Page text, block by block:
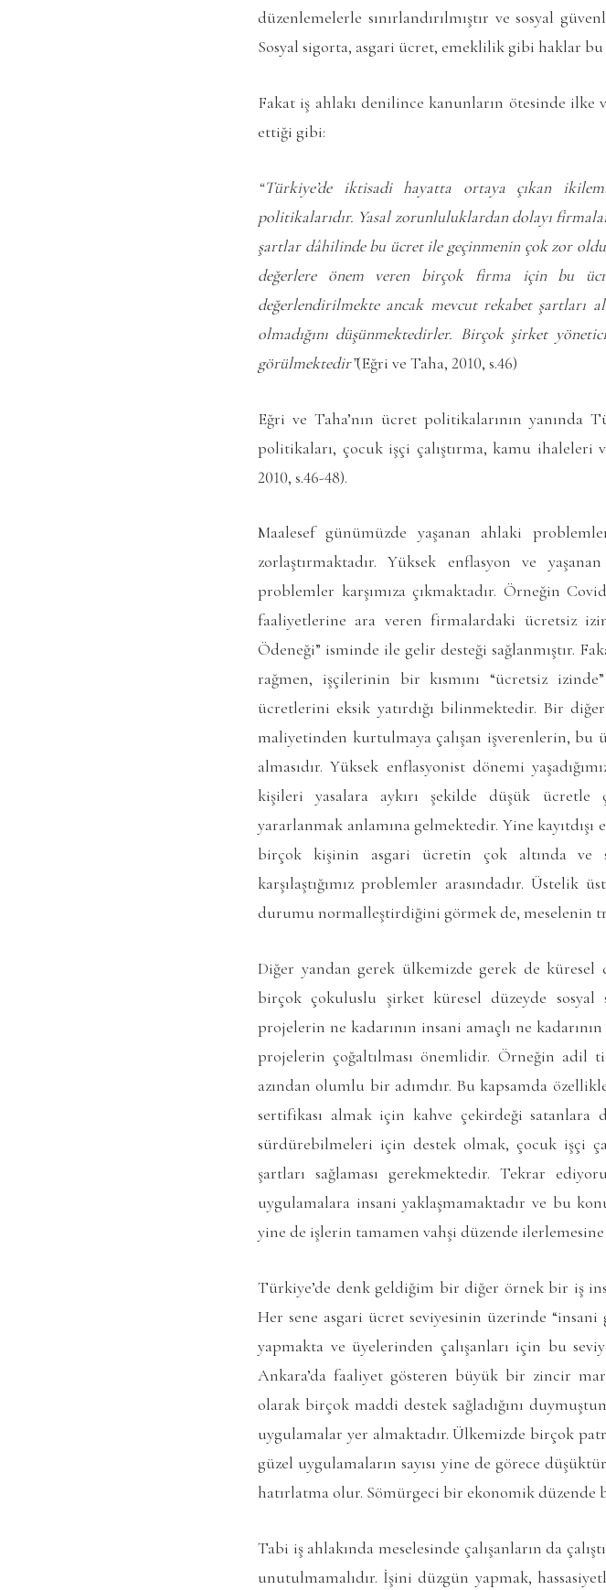
düzenlemelerle sınırlandırılmıştır ve sosyal
Sosyal sigorta, asgari ücret, emeklilik gibi haklar
Fakat iş ahlakı denilince kanunların ötesinde ilke
ettiği gibi:
“Türkiye’de iktisadi hayatta ortaya çıkan
politikalarıdır. Yasal zorunluluklardan dolayı
şartlar dâhilinde bu ücret ile geçinmenin çok zor
değerlere önem veren birçok firma için bu
değerlendirilmekte ancak mevcut rekabet şartları
olmadığını düşünmektedirler. Birçok şirket
görülmektedir”(Eğri ve Taha, 2010, s.46)
Eğri ve Taha’nın ücret politikalarının
politikaları, çocuk işçi çalıştırma, kamu
2010, s.46-48).
Maalesef günümüzde yaşanan ahlaki
zorlaştırmaktadır. Yüksek enflasyon ve
problemler karşımıza çıkmaktadır. Örneğin
faaliyetlerine ara veren firmalardaki ücretsiz
Ödeneği” isminde ile gelir desteği sağlanmıştır.
rağmen, işçilerinin bir kısmını “ücretsiz
ücretlerini eksik yatırdığı bilinmektedir. Bir
maliyetinden kurtulmaya çalışan işverenlerin, bu
almasıdır. Yüksek enflasyonist dönemi
kişileri yasalara aykırı şekilde düşük ücretle
yararlanmak anlamına gelmektedir. Yine
birçok kişinin asgari ücretin çok altında ve
karşılaştığımız problemler arasındadır.
durumu normalleştirdiğini görmek de, meselenin
Diğer yandan gerek ülkemizde gerek de
birçok çokuluslu şirket küresel düzeyde
projelerin ne kadarının insani amaçlı ne
projelerin çoğaltılması önemlidir. Örneğin adil
azından olumlu bir adımdır. Bu kapsamda
sertifikası almak için kahve çekirdeği
sürdürebilmeleri için destek olmak, çocuk işçi
şartları sağlaması gerekmektedir. Tekrar
uygulamalara insani yaklaşmamaktadır ve bu
yine de işlerin tamamen vahşi düzende
Türkiye’de denk geldiğim bir diğer örnek bir iş
Her sene asgari ücret seviyesinin üzerinde
yapmakta ve üyelerinden çalışanları için bu
Ankara’da faaliyet gösteren büyük bir zincir
olarak birçok maddi destek sağladığını
uygulamalar yer almaktadır. Ülkemizde birçok
güzel uygulamaların sayısı yine de görece
hatırlatma olur. Sömürgeci bir ekonomik düzende
Tabi iş ahlakında meselesinde çalışanların da
unutulmamalıdır. İşini düzgün yapmak,